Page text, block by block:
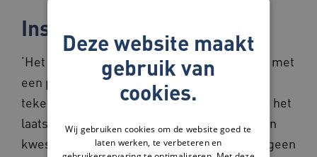
Instructies
‘Het is verbazingwekkend hoe snel ouderen met
een paar goede instructies tot mooie
tekeningen komen. Sommigen hebben voor het
laatst getekend op de basisschool. Het is een
kwestie van doen en goed kijken. Het hoeft geen
Deze website maakt
gebruik van
cookies.
Wij gebruiken cookies om de website goed te
laten werken, te verbeteren en